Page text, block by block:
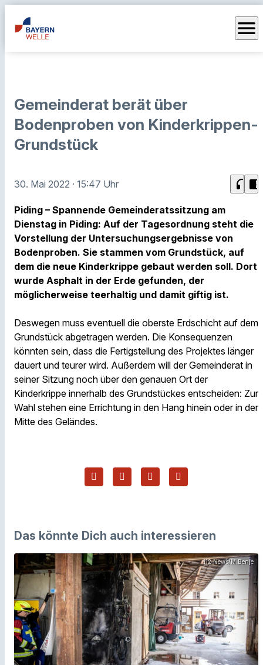
menu
Gemeinderat berät über
Bodenproben von Kinderkrippen-
Grundstück
30. Mai 2022 · 15:47 Uhr headphones chrome_reader_mode
Piding – Spannende Gemeinderatssitzung am
Dienstag in Piding: Auf der Tagesordnung steht die
Vorstellung der Untersuchungsergebnisse von
Bodenproben. Sie stammen vom Grundstück, auf
dem die neue Kinderkrippe gebaut werden soll. Dort
wurde Asphalt in der Erde gefunden, der
möglicherweise teerhaltig und damit giftig ist.
Deswegen muss eventuell die oberste Erdschicht auf dem
Grundstück abgetragen werden. Die Konsequenzen
könnten sein, dass die Fertigstellung des Projektes länger
dauert und teurer wird. Außerdem will der Gemeinderat in
seiner Sitzung noch über den genauen Ort der
Kinderkrippe innerhalb des Grundstückes entscheiden: Zur
Wahl stehen eine Errichtung in den Hang hinein oder in der
Mitte des Geländes.
Das könnte Dich auch interessieren
112 News/M.Benje